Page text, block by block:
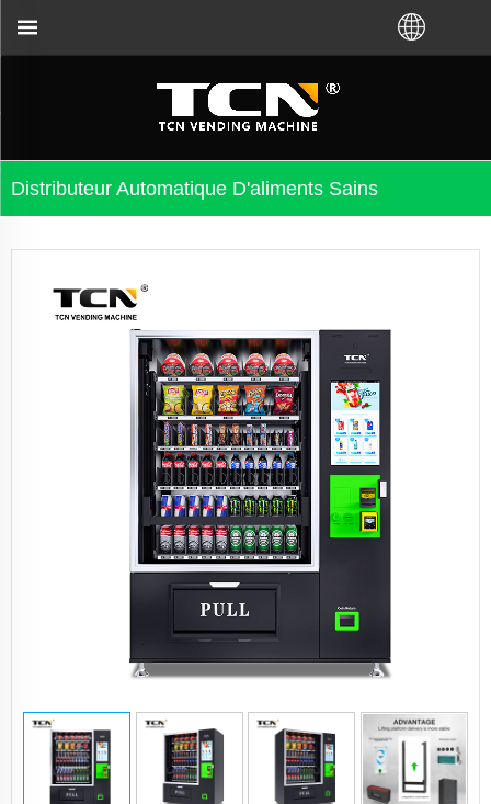
Distributeur Automatique D'aliments Sains
importe que vous ayez acheté VM auprès de